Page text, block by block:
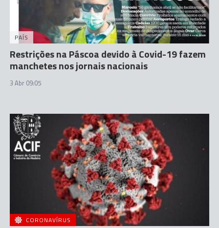
PAÍS
Restrições na Páscoa devido à Covid-19 fazem
manchetes nos jornais nacionais
3 Abr 09:05
CORONAVÍRUS